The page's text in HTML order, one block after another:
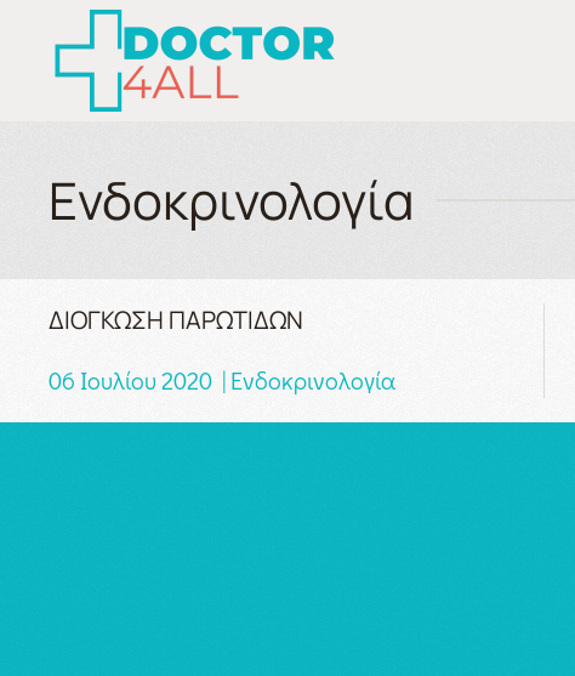
Skip to main content
Ενδοκρινολογία
ΔΙΟΓΚΩΣΗ ΠΑΡΩΤΙΔΩΝ
06 Ιουλίου 2020 | Ενδοκρινολογία